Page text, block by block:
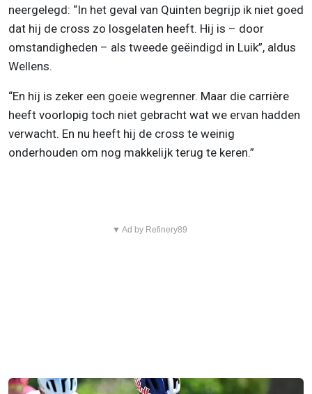
neergelegd: “In het geval van Quinten begrijp ik niet goed
dat hij de cross zo losgelaten heeft. Hij is – door
omstandigheden – als tweede geëindigd in Luik”, aldus
Wellens.
“En hij is zeker een goeie wegrenner. Maar die carrière
heeft voorlopig toch niet gebracht wat we ervan hadden
verwacht. En nu heeft hij de cross te weinig
onderhouden om nog makkelijk terug te keren.”
▼ Ad by Refinery89